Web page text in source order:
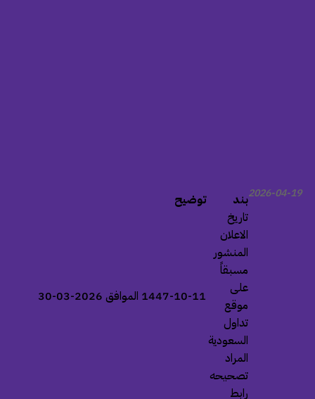
2026-04-19بند
توضيح
تاريخ
الاعلان
المنشور
مسبقاً
على
موقع
تداول
السعودية
المراد
تصحيحه
1447-10-11 الموافق 2026-03-30
رابط